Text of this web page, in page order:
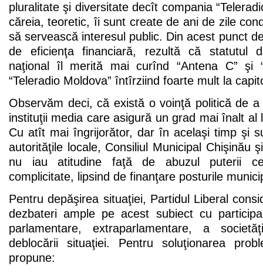
pluralitate şi diversitate decît compania
căreia, teoretic, îi sunt create de ani de zile
să servească interesul public. Din acest punct
de eficienţa financiară, rezultă că statutul
naţional îl merită mai curînd “Antena C” şi
“Teleradio Moldova” întîrziind foarte mult la
Observăm deci, că există o voinţă politică de
instituţii media care asigură un grad mai înalt al
Cu atît mai îngrijorător, dar în acelaşi timp şi
autorităţile locale, Consiliul Municipal Chişinău
nu iau atitudine faţă de abuzul puterii
complicitate, lipsind de finanţare posturile
Pentru depăşirea situaţiei, Partidul Liberal
dezbateri ample pe acest subiect cu
parlamentare, extraparlamentare, a
deblocării situaţiei. Pentru soluţionarea
propune: